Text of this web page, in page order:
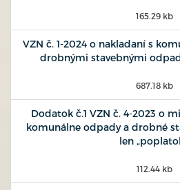
165.29 kb
VZN č. 1-2024 o nakladaní s
drobnými stavebnými
687.18 kb
Dodatok č.1 VZN č. 4-2023 o
komunálne odpady a drobné
len
112.44 kb